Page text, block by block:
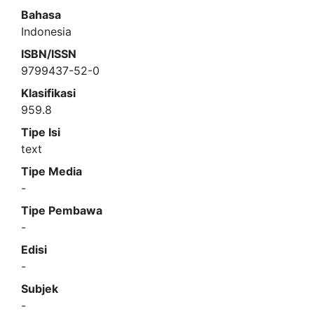
Bahasa
Indonesia
ISBN/ISSN
9799437-52-0
Klasifikasi
959.8
Tipe Isi
text
Tipe Media
-
Tipe Pembawa
-
Edisi
-
Subjek
-